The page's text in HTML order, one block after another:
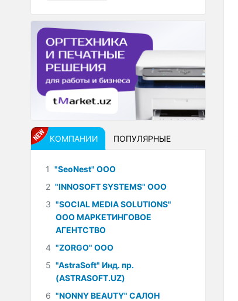
КОМПАНИИ ПОПУЛЯРНЫЕ
1 "SeoNest" ООО
2 "INNOSOFT SYSTEMS" ООО
3 "SOCIAL MEDIA SOLUTIONS"
ООО МАРКЕТИНГОВОЕ
АГЕНТСТВО
4 "ZORGO" ООО
5 "AstraSoft" Инд. пр.
(ASTRASOFT.UZ)
6 "NONNY BEAUTY" САЛОН